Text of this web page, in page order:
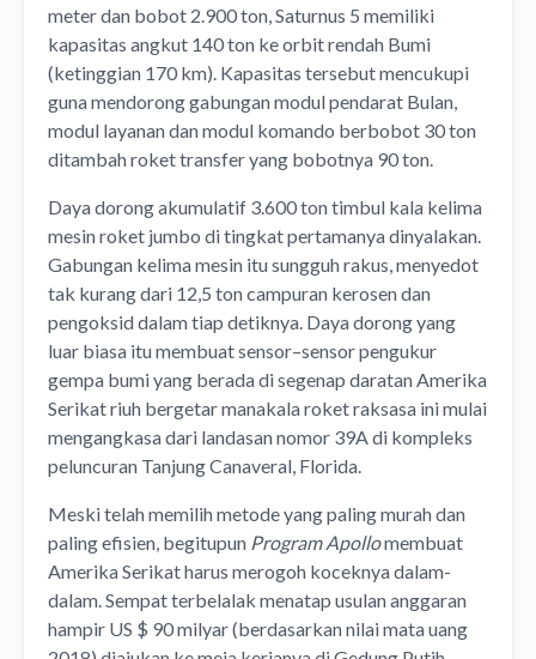
meter dan bobot 2.900 ton, Saturnus 5 memiliki
kapasitas angkut 140 ton ke orbit rendah Bumi
(ketinggian 170 km). Kapasitas tersebut mencukupi
guna mendorong gabungan modul pendarat Bulan,
modul layanan dan modul komando berbobot 30 ton
ditambah roket transfer yang bobotnya 90 ton.
Daya dorong akumulatif 3.600 ton timbul kala kelima
mesin roket jumbo di tingkat pertamanya dinyalakan.
Gabungan kelima mesin itu sungguh rakus, menyedot
tak kurang dari 12,5 ton campuran kerosen dan
pengoksid dalam tiap detiknya. Daya dorong yang
luar biasa itu membuat sensor–sensor pengukur
gempa bumi yang berada di segenap daratan Amerika
Serikat riuh bergetar manakala roket raksasa ini mulai
mengangkasa dari landasan nomor 39A di kompleks
peluncuran Tanjung Canaveral, Florida.
Meski telah memilih metode yang paling murah dan
paling efisien, begitupun Program Apollomembuat
Amerika Serikat harus merogoh koceknya dalam-
dalam. Sempat terbelalak menatap usulan anggaran
hampir US $ 90 milyar (berdasarkan nilai mata uang